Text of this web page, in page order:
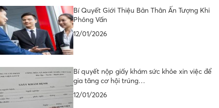
Bí Quyết Giới Thiệu Bản Thân Ấn Tượng Khi
Phỏng Vấn
12/01/2026
Bí quyết nộp giấy khám sức khỏe xin việc để
gia tăng cơ hội trúng…
12/01/2026